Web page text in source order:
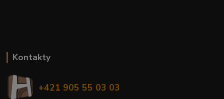
Kontakty
+421 905 55 03 03